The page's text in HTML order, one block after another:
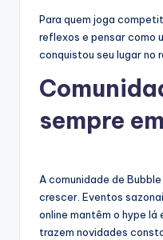
Para quem joga
reflexos e pensar como
conquistou seu lugar no
sempre
A comunidade de
crescer. Eventos
online mantêm o hype lá
trazem novidades